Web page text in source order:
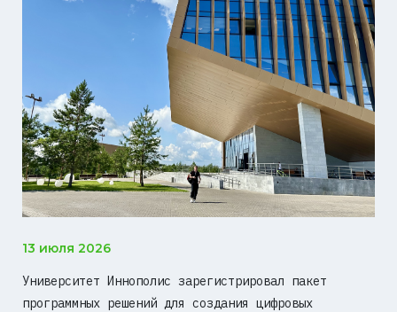
13 июля 2026
Университет Иннополис зарегистрировал пакет
программных решений для создания цифровых